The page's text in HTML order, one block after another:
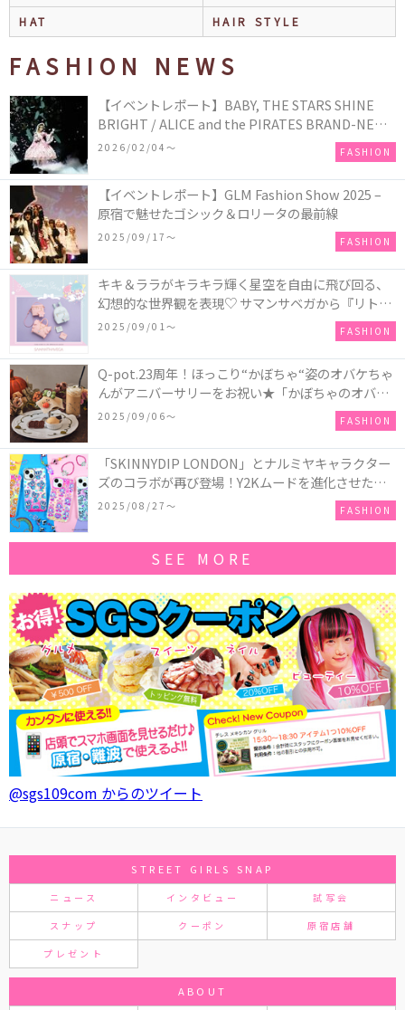
HAT
HAIR STYLE
FASHION NEWS
【イベントレポート】BABY, THE STARS SHINE
BRIGHT / ALICE and the PIRATES BRAND-NEW
COLLECTION in TOKYO
2026/02/04〜 FASHION
【イベントレポート】GLM Fashion Show 2025 –
原宿で魅せたゴシック＆ロリータの最前線
2025/09/17〜 FASHION
キキ＆ララがキラキラ輝く星空を自由に飛び回る、
幻想的な世界観を表現♡ サマンサベガから『リトル
ツインスターズ』50周年アニバーサリーイヤー』を
2025/09/01〜 FASHION
Q-pot.23周年！ほっこり“かぼちゃ“姿のオバケちゃ
んがアニバーサリーをお祝い★「かぼちゃのオバケ
ーキアクセサリー」が新発売！Q-pot CAFE.では
「かぼちゃのオバケーキプレート」も登場
2025/09/06〜 FASHION
「SKINNYDIP LONDON」とナルミヤキャラクター
ズのコラボが再び登場！Y2Kムードを進化させた新
作コレクションを発売♪
2025/08/27〜 FASHION
SEE MORE
@sgs109com からのツイート
STREET GIRLS SNAP
ニュース インタビュー 試写会
スナップ クーポン 原宿店舗
プレゼント
ABOUT